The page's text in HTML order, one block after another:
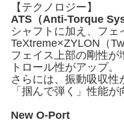
【テクノロジー】
ATS（Anti-Torque
シャフトに加え、フェ
TeXtreme×ZYLON（
フェイス上部の剛性
トロール性がアップ。
さらには、振動吸収
「掴んで弾く」性能が
New O-Port